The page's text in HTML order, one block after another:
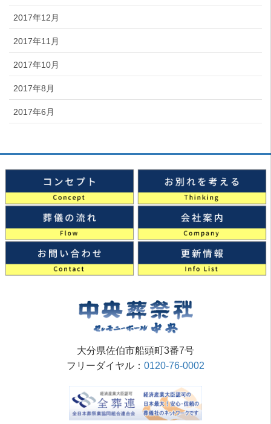
2017年12月
2017年11月
2017年10月
2017年8月
2017年6月
大分県佐伯市船頭町3番7号
フリーダイヤル： 0120-76-0002